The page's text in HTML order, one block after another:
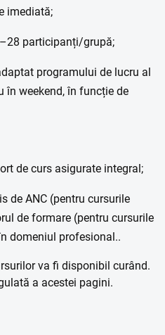
imediată;
participanți/grupă;
programului de lucru al
în weekend, în funcție de
de curs asigurate integral;
de ANC (pentru cursurile
de formare (pentru cursurile
domeniul profesional..
va fi disponibil curând.
a acestei pagini.